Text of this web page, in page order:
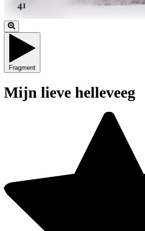
Fragment
Mijn lieve helleveeg